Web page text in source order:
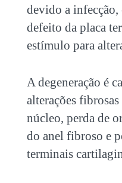
devido a infecção,
defeito da placa
estímulo para
A degeneração é
alterações
núcleo, perda de
do anel fibroso e
terminais